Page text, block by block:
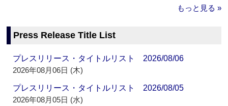
もっと見る »
Press Release Title List
プレスリリース・タイトルリスト 2026/08/06
2026年08月06日 (木)
プレスリリース・タイトルリスト 2026/08/05
2026年08月05日 (水)